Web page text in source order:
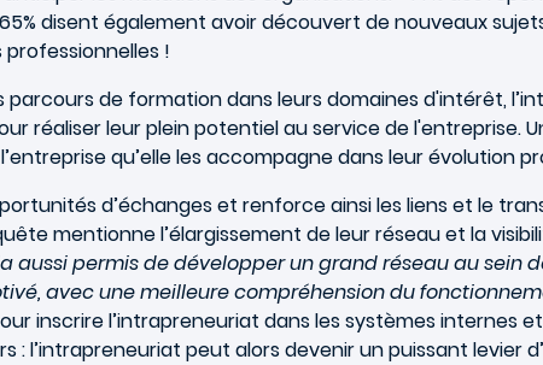
disent également avoir découvert de nouveaux
!
parcours de formation dans leurs domaines d'intérêt,
réaliser leur plein potentiel au service de l'entreprise.
qu’elle les accompagne dans leur évolution
d’échanges et renforce ainsi les liens et le
mentionne l’élargissement de leur réseau et la
aussi permis de développer un grand réseau au sein
avec une meilleure compréhension du
inscrire l’intrapreneuriat dans les systèmes
: l’intrapreneuriat peut alors devenir un puissant levier